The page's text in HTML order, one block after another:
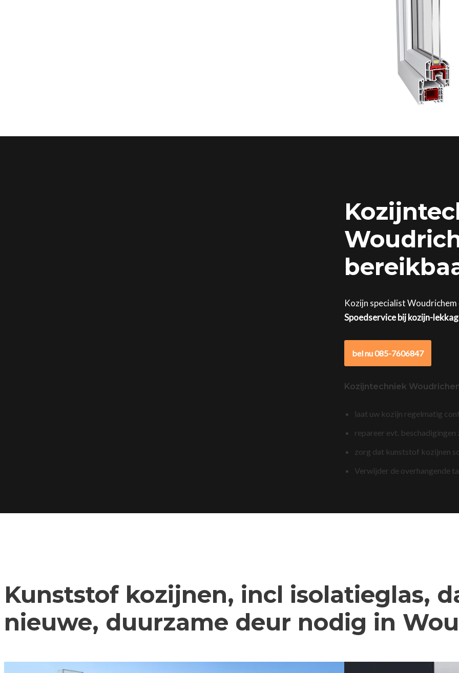
Kozijn specialist Woudrichem
Spoedservice bij kozijn-
bel nu 085-7606847
Kozijntechniek
laat uw kozijn regelmatig
repareer evt.
zorg dat kunststof kozijnen
Verwijder de overhangende
Kunststof kozijnen, incl isolatieglas,
nieuwe, duurzame deur nodig in